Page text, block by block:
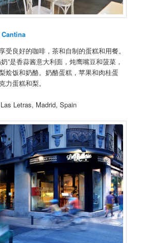
Cantina
受良好的咖啡，茶和自制的蛋糕和用餐。
”是香蒜酱意大利面，炖鹰嘴豆和菠菜，
烩饭和奶酪。奶酪蛋糕，苹果和肉桂蛋
力蛋糕和梨。
Letras, Madrid, Spain